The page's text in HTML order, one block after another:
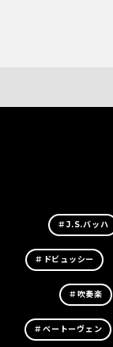
＃J.S.バッハ
＃ドビュッシー
＃吹奏楽
＃ベートーヴェン